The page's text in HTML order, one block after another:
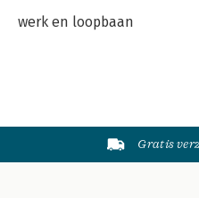
werk en loopbaan
Gratis